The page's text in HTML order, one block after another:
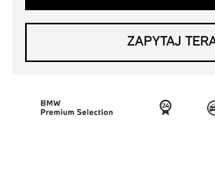
ZAPYTAJ